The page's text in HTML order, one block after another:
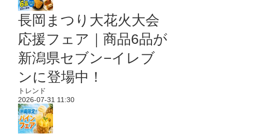
長岡まつり大花火大会
応援フェア｜商品6品が
新潟県セブン−イレブ
ンに登場中！
トレンド
2026-07-31 11:30